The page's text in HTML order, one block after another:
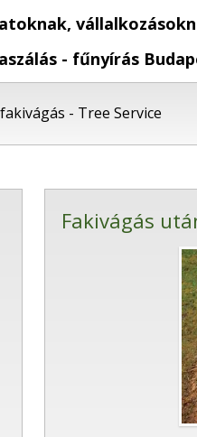
- fűnyírás
- Tree Service
Fakivágás